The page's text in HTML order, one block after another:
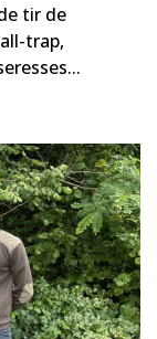
tir de
trap,